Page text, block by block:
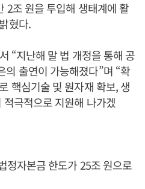
2조 원을 투입해 생태계에 활
혔다.
“지난해 말 법 개정을 통해 공
의 출연이 가능해졌다”며 “확
핵심기술 및 원자재 확보, 생
극적으로 지원해 나가겠
정자본금 한도가 25조 원으로